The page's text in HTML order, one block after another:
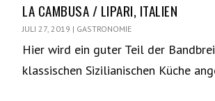
LA CAMBUSA / LIPARI, ITALIEN
JULI 27, 2019 | GASTRONOMIE
Hier wird ein guter Teil der
klassischen Sizilianischen Küche